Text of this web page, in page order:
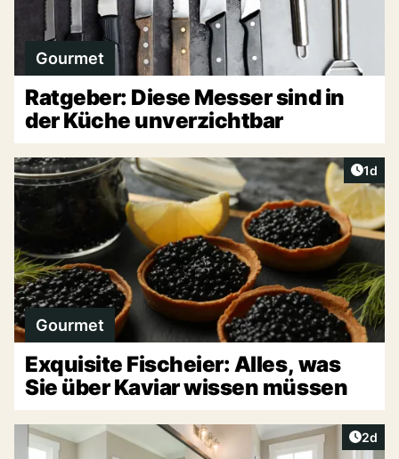
Gourmet
Ratgeber: Diese Messer sind in
der Küche unverzichtbar
1d
Gourmet
Exquisite Fischeier: Alles, was
Sie über Kaviar wissen müssen
2d